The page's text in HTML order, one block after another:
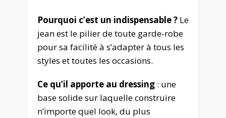
Pourquoi c’est un indispensable ? Le
jean est le pilier de toute garde-robe
pour sa facilité à s’adapter à tous les
styles et toutes les occasions.
Ce qu’il apporte au dressing : une
base solide sur laquelle construire
n’importe quel look, du plus